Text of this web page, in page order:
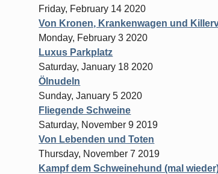
Friday, February 14 2020
Von Kronen, Krankenwagen und
Monday, February 3 2020
Luxus Parkplatz
Saturday, January 18 2020
Ölnudeln
Sunday, January 5 2020
Fliegende Schweine
Saturday, November 9 2019
Von Lebenden und Toten
Thursday, November 7 2019
Kampf dem Schweinehund (mal